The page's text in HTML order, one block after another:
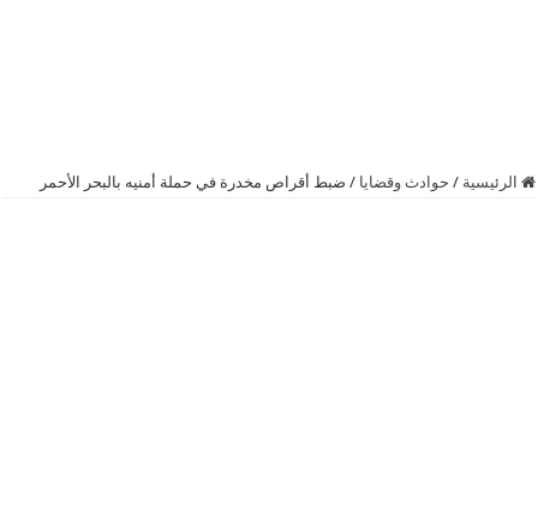
الرئيسية / حوادث وقضايا / ضبط أقراص مخدرة في حملة أمنيه بالبحر الأحمر